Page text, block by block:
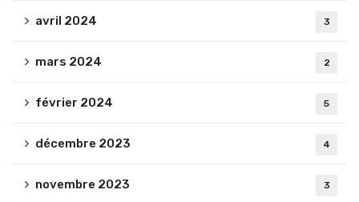
avril 2024 3
mars 2024 2
février 2024 5
décembre 2023 4
novembre 2023 3